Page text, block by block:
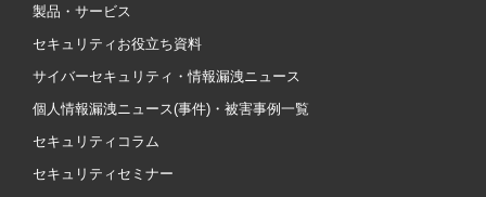
製品・サービス
セキュリティお役立ち資料
サイバーセキュリティ・情報漏洩ニュース
個人情報漏洩ニュース(事件)・被害事例一覧
セキュリティコラム
セキュリティセミナー